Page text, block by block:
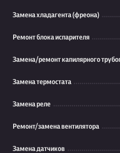
Замена хладагента (фреона)
Ремонт блока испарителя
Замена/ремонт капилярного
Замена термостата
Замена реле
Ремонт/замена вентилятора
Замена датчиков